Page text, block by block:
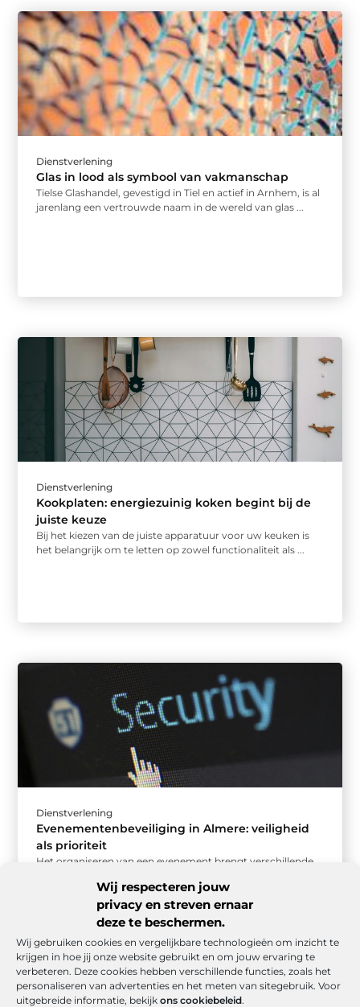
Wij respecteren jouw
privacy en streven ernaar
deze te beschermen.
Wij gebruiken cookies en vergelijkbare technologieën om inzicht te
krijgen in hoe jij onze website gebruikt en om jouw ervaring te
verbeteren. Deze cookies hebben verschillende functies, zoals het
personaliseren van advertenties en het meten van sitegebruik. Voor
uitgebreide informatie, bekijk ons cookiebeleid.
Dienstverlening
Glas in lood als symbool van vakmanschap
Tielse Glashandel, gevestigd in Tiel en actief in Arnhem, is al
jarenlang een vertrouwde naam in de wereld van glas ...
Dienstverlening
Kookplaten: energiezuinig koken begint bij de
juiste keuze
Bij het kiezen van de juiste apparatuur voor uw keuken is
het belangrijk om te letten op zowel functionaliteit als ...
Dienstverlening
Evenementenbeveiliging in Almere: veiligheid
als prioriteit
Het organiseren van een evenement brengt verschillende
veiligheid. Evenementenbeveiliging in Almere ...